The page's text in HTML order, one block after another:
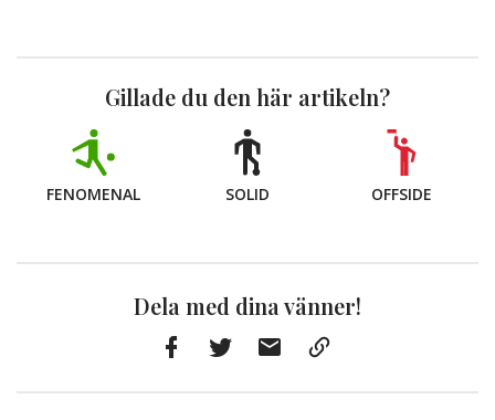
Gillade du den här artikeln?
FENOMENAL SOLID OFFSIDE
Dela med dina vänner!